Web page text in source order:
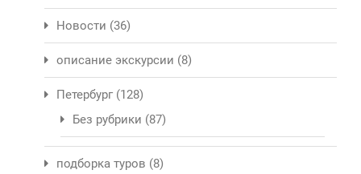
Новости (36)
описание экскурсии (8)
Петербург (128)
Без рубрики (87)
подборка туров (8)